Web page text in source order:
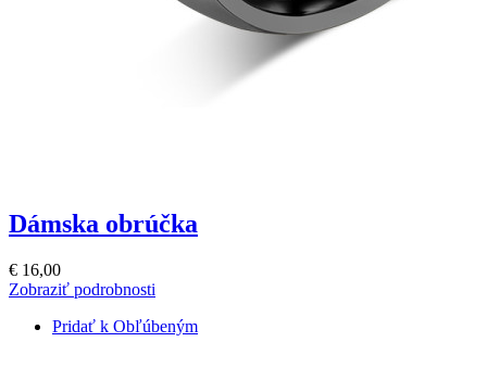
Dámska obrúčka
€ 16,00
Zobraziť podrobnosti
Pridať k Obľúbeným